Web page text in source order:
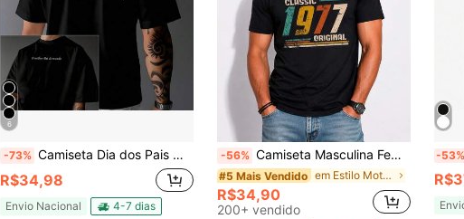
6
-73% Camiseta Dia dos Pais Melhor Pai do Mundo Personalizada com 1 a 6 Mãozinhas Presente para Pai Camisa 100% Algodão
R$34,98
Envio Nacional 4-7 dias
-56% Camiseta Masculina Feminina Casual Streetwear 1977 Classic Original Camisa Algodão Premium Conforto Lançamento
#5 Mais Vendido em Estilo Motociclista de Vanguarda Camisetas masc
R$34,90
200+ vendido
-53%